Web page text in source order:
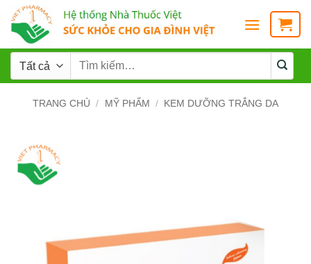
TRANG CHỦ / MỸ PHẨM / KEM DƯỠNG TRẮNG DA